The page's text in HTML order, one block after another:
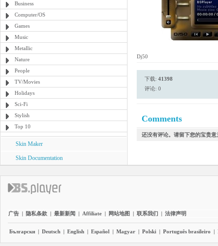
Business
Computer/OS
Games
Music
Metallic
Nature
People
TV/Movies
Holidays
Sci-Fi
Stylish
Top 10
Skin Maker
Skin Documentation
Dj50
下载: 41398
评论: 0
Comments
还没有评论。请留下您的宝贵意
广告 | 隐私条款 | 最新新闻 | Affiliate | 网站地图 | 联系我们 | 法律声明
Български | Deutsch | English | Español | Magyar | Polski | Português brasileiro |